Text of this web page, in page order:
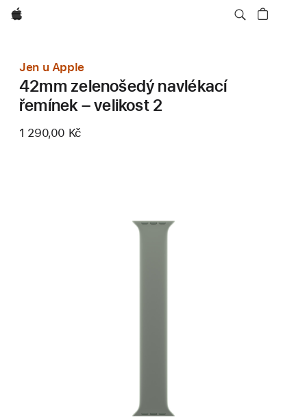
Apple
Jen u Apple
42mm zelenošedý navlékací
řemínek – velikost 2
1 290,00 Kč